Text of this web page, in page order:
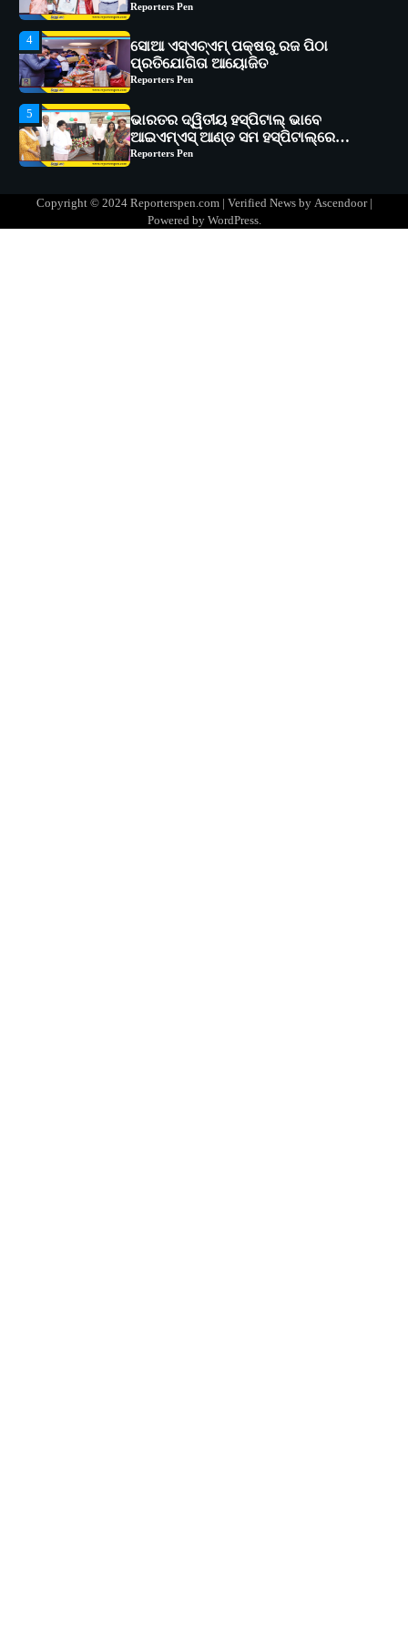
Reporters Pen
5
ଭାରତର ଦ୍ୱିତୀୟ ହସ୍ପିଟାଲ୍ ଭାବେ
ଆଇଏମ୍‌ଏସ୍ ଆଣ୍ଡ ସମ ହସ୍ପିଟାଲ୍‌ରେ
ଅତ୍ୟାଧୁନିକ ଡିଜିସ୍କାନର ସ୍ଥାପନ
Reporters Pen
1
ସୋଆ ପକ୍ଷରୁ ରାୱେ କାର୍ଯ୍ୟକ୍ରମ ଅଧୀନରେ
୧୧ଟି ଗ୍ରାମରେ ୧୬ଟି କୃଷକ ପ୍ରଶିକ୍ଷଣ
କାର୍ଯ୍ୟକ୍ରମ ଆୟୋଜିତ
Reporters Pen
ସୋଆର ୨୦ତମ ପ୍ରତିଷ୍ଠା ଦିବସରେ
ବିଶ୍ୱବିଦ୍ୟାଳୟର ସଫଳତା, ଉତ୍କର୍ଷତା ଓ
ଅଗ୍ରଗତିର ସ୍ମୃତିଚାରଣ
Copyright © 2024 Reporterspen.com | Verified News by Ascendoor|
Powered by WordPress.